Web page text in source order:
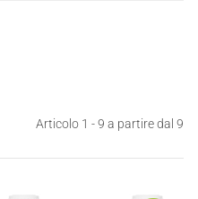
Articolo 1 - 9 a partire dal 9